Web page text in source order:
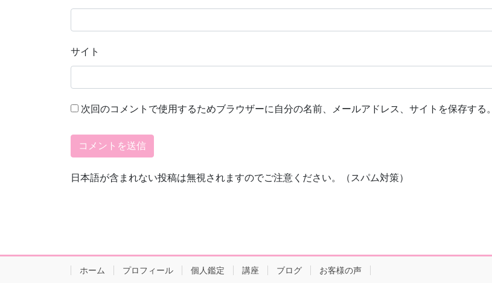
サイト
次回のコメントで使用するためブラウザーに自分の名前、メールアドレス、サイトを保存する。
日本語が含まれない投稿は無視されますのでご注意ください。（スパム対策）
ホーム プロフィール 個人鑑定 講座 ブログ お客様の声